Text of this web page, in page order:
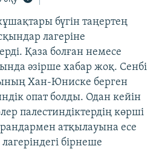
бүгін таңертең
лагеріне
Қаза болған немесе
әзірше хабар жоқ. Сенбі
Хан-Юниске берген
опат болды. Одан кейін
палестиндіктердің көрші
атқылауына есе
бірнеше